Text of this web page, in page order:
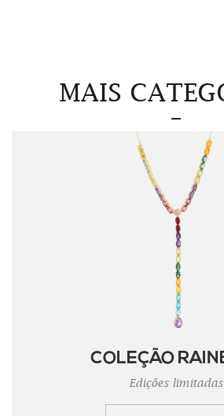
MAIS
COLEÇÃO
Edições limitadas